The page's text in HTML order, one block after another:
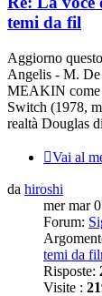
temi da fil
Aggiorno
Angelis - M.
MEAKIN come
Switch (1978,
realtà Douglas
Vai al
da hiroshi
mer mar
Forum:
temi da
Risposte:
Visite :